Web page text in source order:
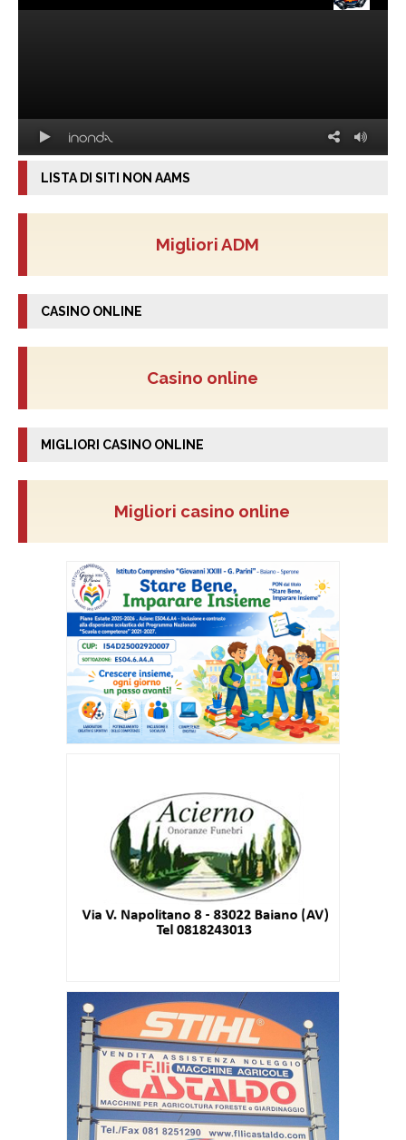
LISTA DI SITI NON AAMS
Migliori ADM
CASINO ONLINE
Casino online
MIGLIORI CASINO ONLINE
Migliori casino online